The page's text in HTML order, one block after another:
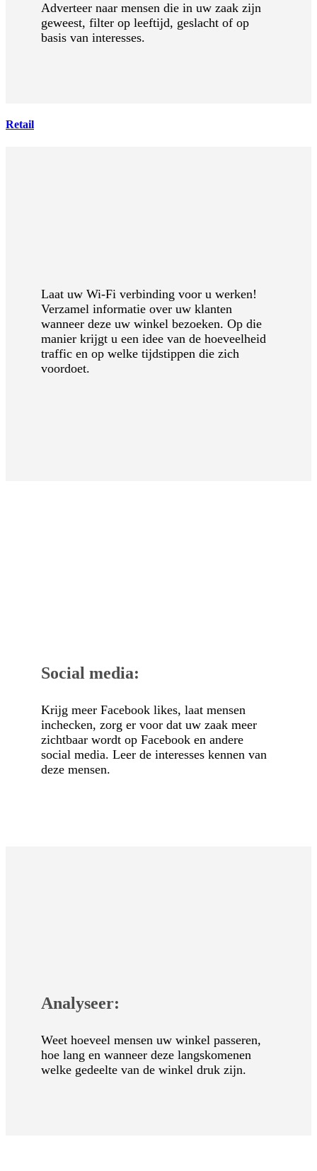
Adverteer naar mensen die in uw zaak zijn
geweest, filter op leeftijd, geslacht of op
basis van interesses.
Retail
Laat uw Wi-Fi verbinding voor u werken!
Verzamel informatie over uw klanten
wanneer deze uw winkel bezoeken. Op die
manier krijgt u een idee van de hoeveelheid
traffic en op welke tijdstippen die zich
voordoet.
Social media:
Krijg meer Facebook likes, laat mensen
inchecken, zorg er voor dat uw zaak meer
zichtbaar wordt op Facebook en andere
social media. Leer de interesses kennen van
deze mensen.
Analyseer:
Weet hoeveel mensen uw winkel passeren,
hoe lang en wanneer deze langskomenen
welke gedeelte van de winkel druk zijn.